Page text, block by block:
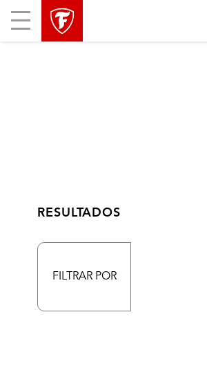
Mobile
Menu
RESULTADOS
FILTRAR POR